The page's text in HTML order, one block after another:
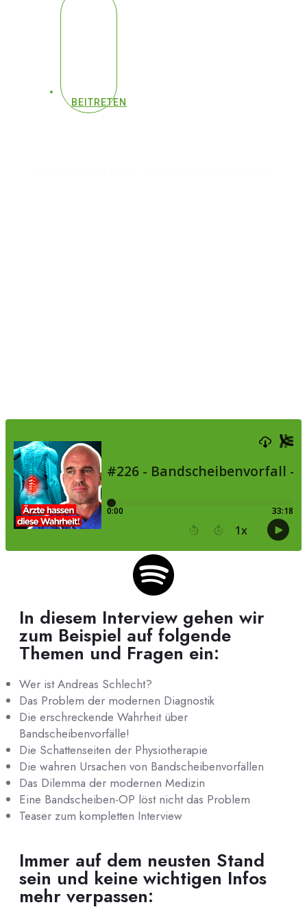
BEITRETEN
In diesem Interview gehen wir
zum Beispiel auf folgende
Themen und Fragen ein:
Wer ist Andreas Schlecht?
Das Problem der modernen Diagnostik
Die erschreckende Wahrheit über
Bandscheibenvorfälle!
Die Schattenseiten der Physiotherapie
Die wahren Ursachen von Bandscheibenvorfällen
Das Dilemma der modernen Medizin
Eine Bandscheiben-OP löst nicht das Problem
Teaser zum kompletten Interview
Immer auf dem neusten Stand
sein und keine wichtigen Infos
mehr verpassen: